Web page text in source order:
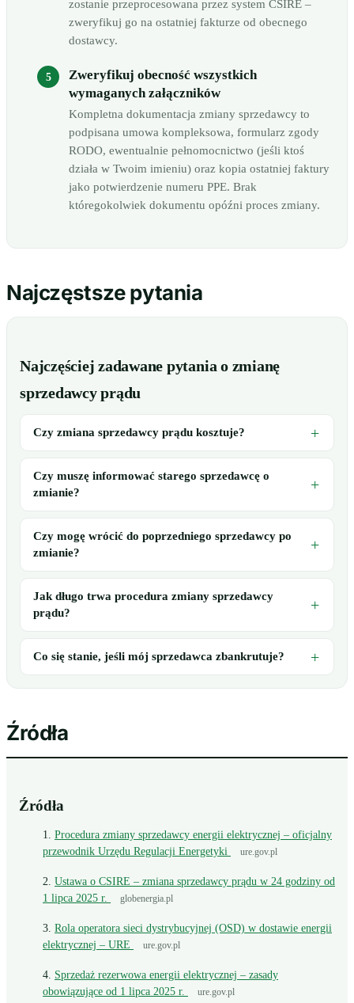
zostanie przeprocesowana przez system CSIRE –
zweryfikuj go na ostatniej fakturze od obecnego
dostawcy.
Zweryfikuj obecność wszystkich
wymaganych załączników
Kompletna dokumentacja zmiany sprzedawcy to
podpisana umowa kompleksowa, formularz zgody
RODO, ewentualnie pełnomocnictwo (jeśli ktoś
działa w Twoim imieniu) oraz kopia ostatniej faktury
jako potwierdzenie numeru PPE. Brak
któregokolwiek dokumentu opóźni proces zmiany.
Najczęstsze pytania
Najczęściej zadawane pytania o zmianę
sprzedawcy prądu
Czy zmiana sprzedawcy prądu kosztuje?
Czy muszę informować starego sprzedawcę o
zmianie?
Czy mogę wrócić do poprzedniego sprzedawcy po
zmianie?
Jak długo trwa procedura zmiany sprzedawcy
prądu?
Co się stanie, jeśli mój sprzedawca zbankrutuje?
Źródła
Źródła
Procedura zmiany sprzedawcy energii elektrycznej – oficjalny
przewodnik Urzędu Regulacji Energetyki
ure.gov.pl
Ustawa o CSIRE – zmiana sprzedawcy prądu w 24 godziny od
1 lipca 2025 r.
globenergia.pl
Rola operatora sieci dystrybucyjnej (OSD) w dostawie energii
elektrycznej – URE
ure.gov.pl
Sprzedaż rezerwowa energii elektrycznej – zasady
obowiązujące od 1 lipca 2025 r.
ure.gov.pl